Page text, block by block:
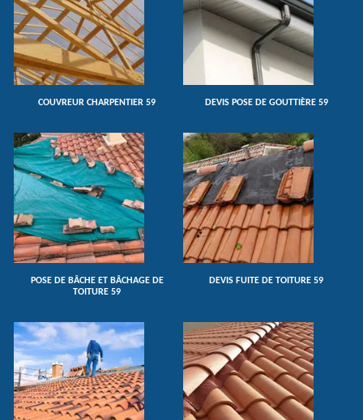
COUVREUR CHARPENTIER 59 DEVIS POSE DE GOUTTIÈRE 59
POSE DE BÂCHE ET BÂCHAGE DE
TOITURE 59
DEVIS FUITE DE TOITURE 59